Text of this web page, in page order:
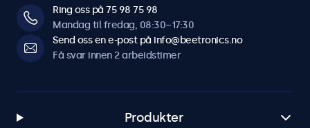
Ring oss på 75 98 75 98
Mandag til fredag, 08:30–17:30
Send oss en e-post på info@beetronics.no
Få svar innen 2 arbeidstimer
Produkter